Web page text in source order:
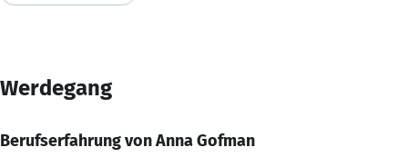
Werdegang
Berufserfahrung von Anna Gofman